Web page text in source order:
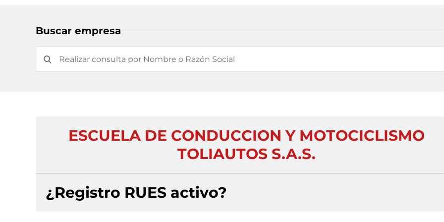
Buscar empresa
ESCUELA DE CONDUCCION Y MOTOCICLISMO
TOLIAUTOS S.A.S.
¿Registro RUES activo?